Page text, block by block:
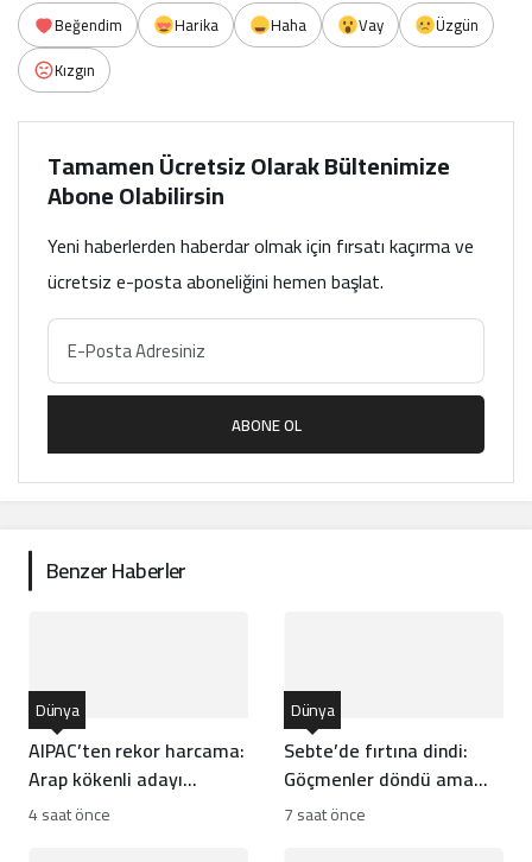
Beğendim Harika Haha Vay
Üzgün
Kızgın
Tamamen Ücretsiz Olarak Bültenimize
Abone Olabilirsin
Yeni haberlerden haberdar olmak için fırsatı kaçırma ve
ücretsiz e-posta aboneliğini hemen başlat.
ABONE OL
Benzer Haberler
AIPAC’ten rekor harcama:
Arap kökenli adayı
devirme planı
Dünya
4 saat önce
Sebte’de fırtına dindi:
Göçmenler döndü ama
kriz bitmedi
Dünya
7 saat önce